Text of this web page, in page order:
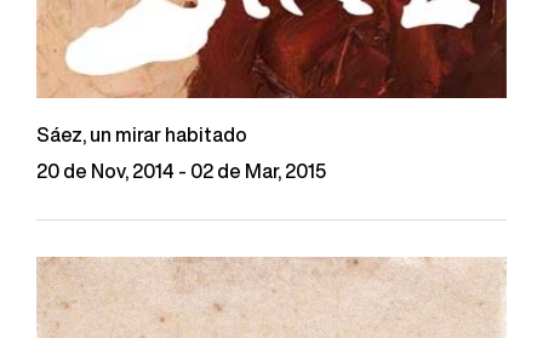
Sáez, un mirar habitado
20 de Nov, 2014 - 02 de Mar, 2015